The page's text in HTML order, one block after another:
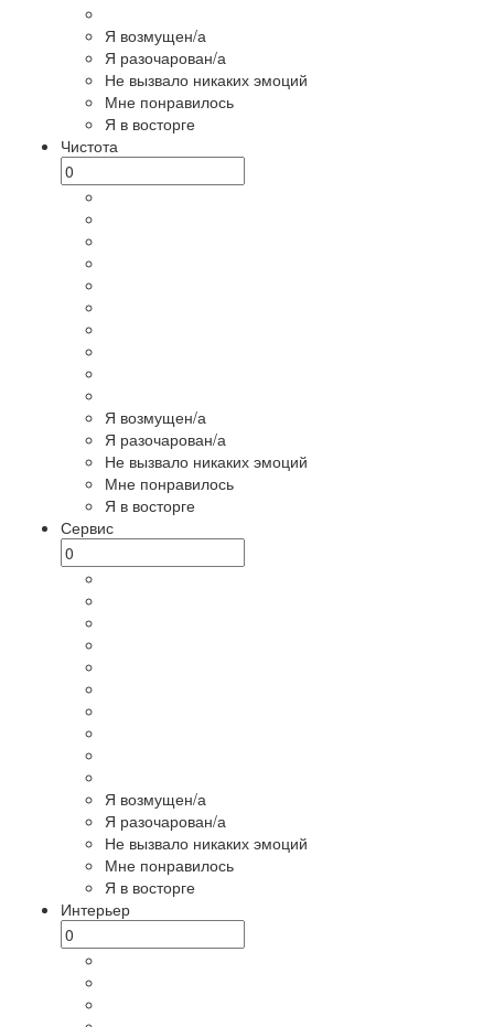
Я возмущен/а
Я разочарован/а
Не вызвало никаких эмоций
Мне понравилось
Я в восторге
Чистота
Я возмущен/а
Я разочарован/а
Не вызвало никаких эмоций
Мне понравилось
Я в восторге
Сервис
Я возмущен/а
Я разочарован/а
Не вызвало никаких эмоций
Мне понравилось
Я в восторге
Интерьер